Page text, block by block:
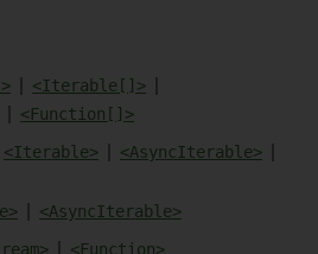
<Iterable[]>
<Function[]>
<Iterable> <AsyncIterable>
<AsyncIterable>
<Function>